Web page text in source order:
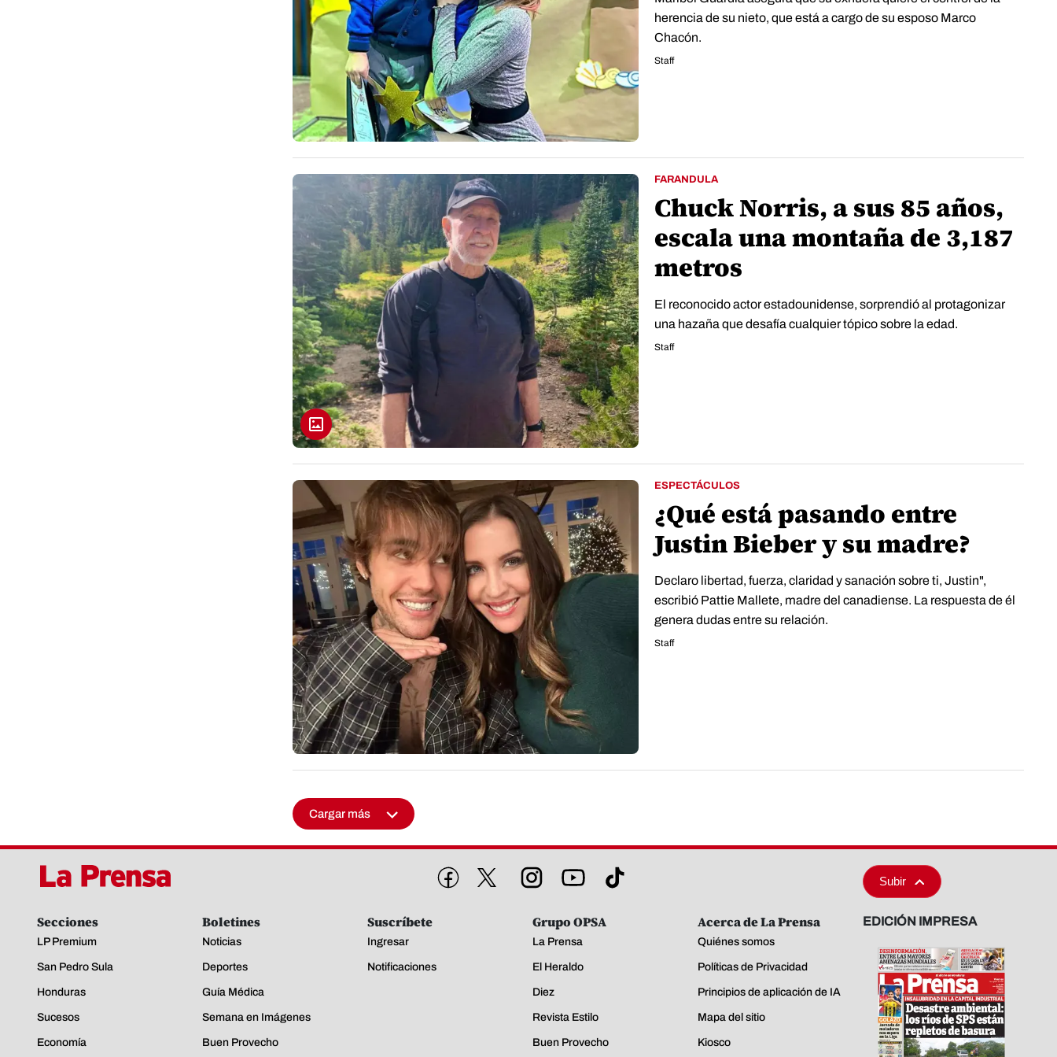
herencia de su nieto, que está a cargo de su esposo Marco
Chacón.
Staff
FARANDULA
Chuck Norris, a sus 85 años,
escala una montaña de 3,187
metros​​​​​​
El reconocido actor estadounidense, sorprendió al protagonizar
una hazaña que desafía cualquier tópico sobre la edad.
Staff
ESPECTÁCULOS
¿Qué está pasando entre
Justin Bieber y su madre?
Declaro libertad, fuerza, claridad y sanación sobre ti, Justin",
escribió Pattie Mallete, madre del canadiense. La respuesta de él
genera dudas entre su relación.
Staff
Cargar más
Subir
Secciones
LP Premium
San Pedro Sula
Honduras
Sucesos
Economía
Boletines
Noticias
Deportes
Guía Médica
Semana en Imágenes
Buen Provecho
Suscríbete
Ingresar
Notificaciones
Grupo OPSA
La Prensa
El Heraldo
Diez
Revista Estilo
Buen Provecho
Acerca de La Prensa
Quiénes somos
Políticas de Privacidad
Principios de aplicación de IA
Mapa del sitio
Kiosco
EDICIÓN IMPRESA